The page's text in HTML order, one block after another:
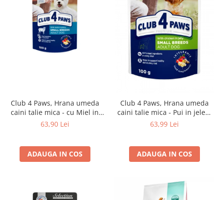
Club 4 Paws, Hrana umeda
caini talie mica - cu Miel in
sos, set 24*100g
63,90 Lei
ADAUGA IN COS
Club 4 Paws, Hrana umeda
caini talie mica - Pui in jeleu,
set 24x100g
63,99 Lei
ADAUGA IN COS